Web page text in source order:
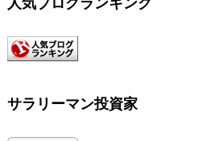
人気ブログランキング
サラリーマン投資家